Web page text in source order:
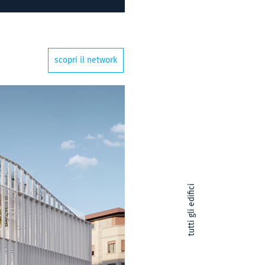
scopri il network
tutti gli edifici